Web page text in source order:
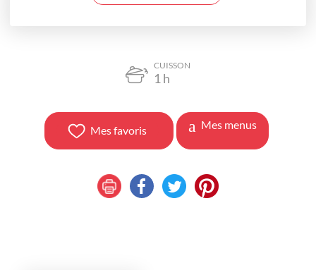
CUISSON
1 h
Mes favoris Mes menus